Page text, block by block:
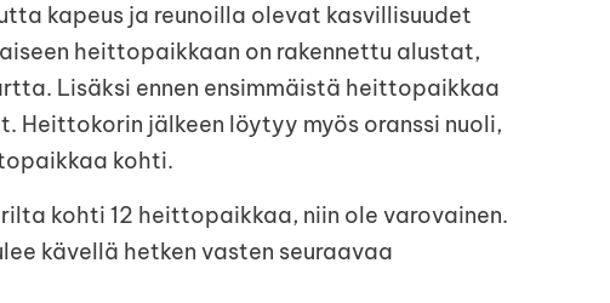
kapeus ja reunoilla olevat kasvillisuudet
heittopaikkaan on rakennettu alustat,
Lisäksi ennen ensimmäistä heittopaikkaa
Heittokorin jälkeen löytyy myös oranssi nuoli,
kohti.
kohti 12 heittopaikkaa, niin ole varovainen.
kävellä hetken vasten seuraavaa